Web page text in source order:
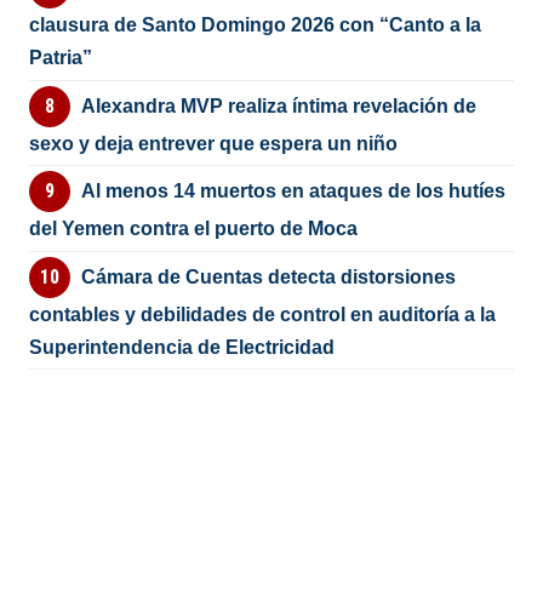
clausura de Santo Domingo 2026 con “Canto a la
Patria”
Alexandra MVP realiza íntima revelación de
sexo y deja entrever que espera un niño
Al menos 14 muertos en ataques de los hutíes
del Yemen contra el puerto de Moca
Cámara de Cuentas detecta distorsiones
contables y debilidades de control en auditoría a la
Superintendencia de Electricidad